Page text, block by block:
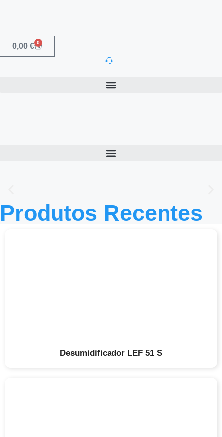
0,00 € 0
Produtos Recentes
Desumidificador LEF 51 S